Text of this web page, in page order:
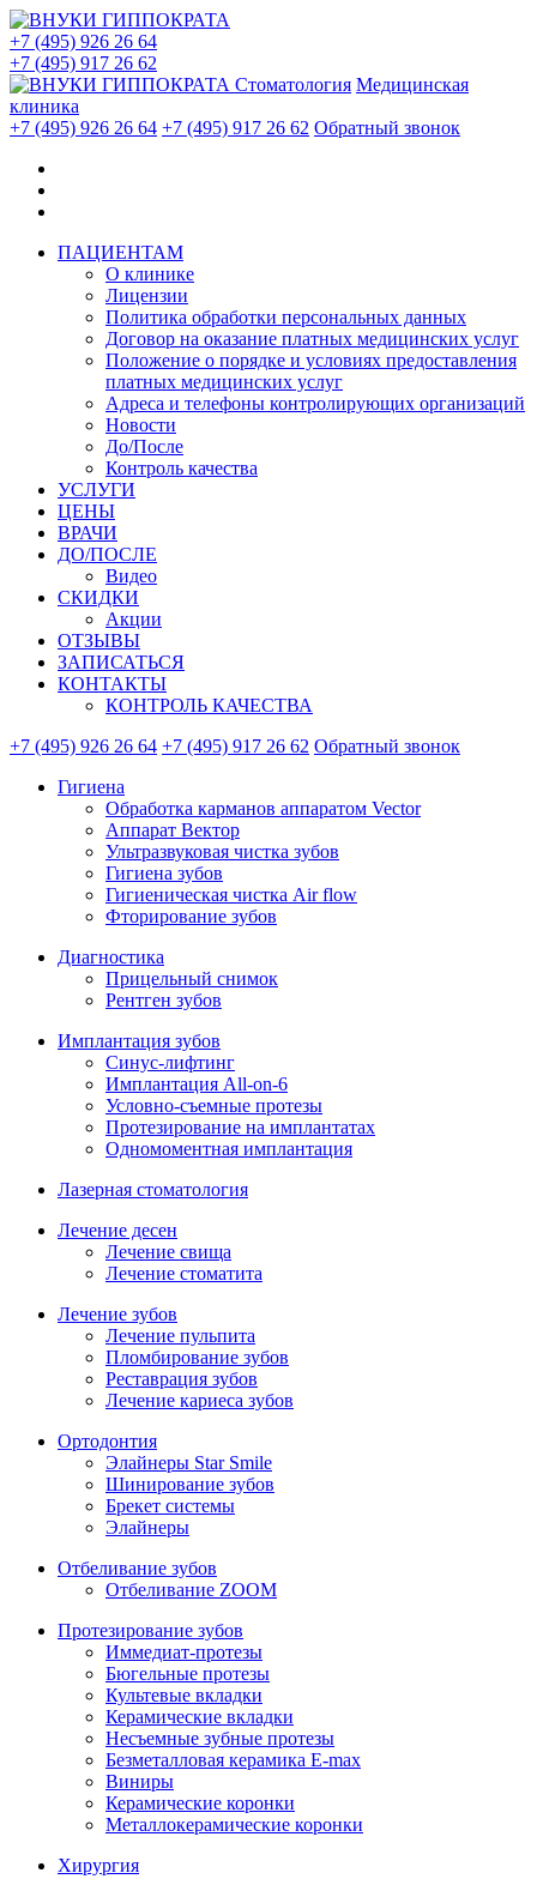
+7 (495) 926 26 64
+7 (495) 917 26 62
Стоматология Медицинская
клиника
+7 (495) 926 26 64 +7 (495) 917 26 62 Обратный звонок
ПАЦИЕНТАМ
О клинике
Лицензии
Политика обработки персональных данных
Договор на оказание платных медицинских услуг
Положение о порядке и условиях предоставления
платных медицинских услуг
Адреса и телефоны контролирующих организаций
Новости
До/После
Контроль качества
УСЛУГИ
ЦЕНЫ
ВРАЧИ
ДО/ПОСЛЕ
Видео
СКИДКИ
Акции
ОТЗЫВЫ
ЗАПИСАТЬСЯ
КОНТАКТЫ
КОНТРОЛЬ КАЧЕСТВА
+7 (495) 926 26 64 +7 (495) 917 26 62 Обратный звонок
Гигиена
Обработка карманов аппаратом Vector
Аппарат Вектор
Ультразвуковая чистка зубов
Гигиена зубов
Гигиеническая чистка Air flow
Фторирование зубов
Диагностика
Прицельный снимок
Рентген зубов
Имплантация зубов
Синус-лифтинг
Имплантация All-on-6
Условно-съемные протезы
Протезирование на имплантатах
Одномоментная имплантация
Лазерная стоматология
Лечение десен
Лечение свища
Лечение стоматита
Лечение зубов
Лечение пульпита
Пломбирование зубов
Реставрация зубов
Лечение кариеса зубов
Ортодонтия
Элайнеры Star Smile
Шинирование зубов
Брекет системы
Элайнеры
Отбеливание зубов
Отбеливание ZOOM
Протезирование зубов
Иммедиат-протезы
Бюгельные протезы
Культевые вкладки
Керамические вкладки
Несъемные зубные протезы
Безметалловая керамика E-max
Виниры
Керамические коронки
Металлокерамические коронки
Хирургия